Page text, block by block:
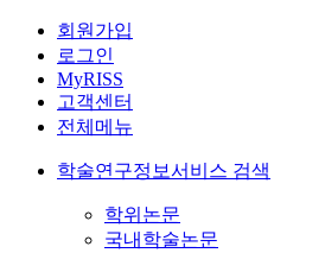
회원가입
로그인
MyRISS
고객센터
전체메뉴
학술연구정보서비스 검색
학위논문
국내학술논문